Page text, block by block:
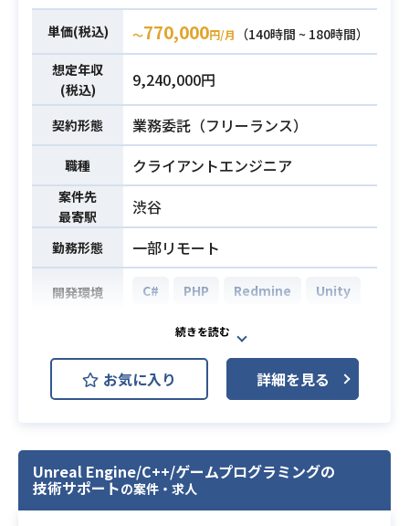
必須スキル
・最新のテクノロジーや技術トレン
ドに興味があり学び続けている方
・3Dオープワールドゲーム開発経験
がある方
・ネットワークシステム開発経験が
ある方
・PS5、Xbox、Switchへの移植に携
わった経験がある方
・効率的な開発環境の構築やツール
の作成
必須スキル
・Unityでのゲーム開発経験3年以上
・C++/PHP/GO/Java/pythonでの開
発
・ゲームのクライアントサイドの開
発
単価(税込) 〜770,000円/月
（140時間 ~ 180時間）
想定年収
(税込)
9,240,000円
契約形態 業務委託（フリーランス）
職種 クライアントエンジニア
案件先
最寄駅
渋谷
勤務形態 一部リモート
開発環境 C# PHP Redmine Unity
業務内容
スマホ向けゲームの新規開発におい
て、下記の業務をお願いします。
・クライアントサイドの設計・開
発・運用
・パフォーマンスチューニング etc.
・Unity / C#を用いたスマホ向けアプ
リゲームの開発経験5年以上
お気に入り 詳細を見る
Unreal Engine/C++/ゲームプログラミングの
技術サポートの案件・求人